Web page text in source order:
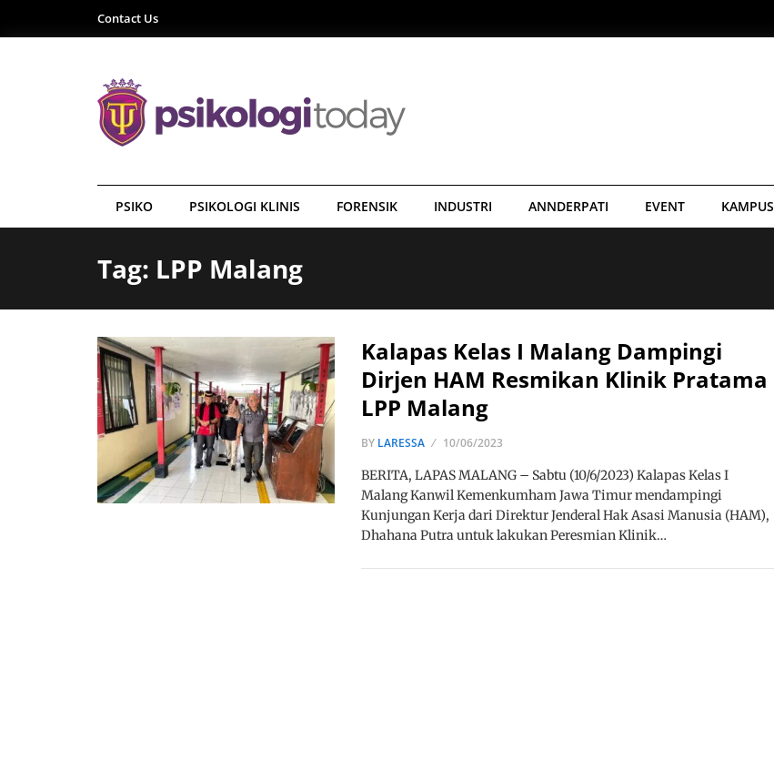
Contact Us
PSIKO PSIKOLOGI KLINIS FORENSIK INDUSTRI ANNDERPATI EVENT KAMPUS
Tag: LPP Malang
Kalapas Kelas I Malang Dampingi
Dirjen HAM Resmikan Klinik Pratama
LPP Malang
BY LARESSA 10/06/2023
BERITA, LAPAS MALANG – Sabtu (10/6/2023) Kalapas Kelas I
Malang Kanwil Kemenkumham Jawa Timur mendampingi
Kunjungan Kerja dari Direktur Jenderal Hak Asasi Manusia (HAM),
Dhahana Putra untuk lakukan Peresmian Klinik…